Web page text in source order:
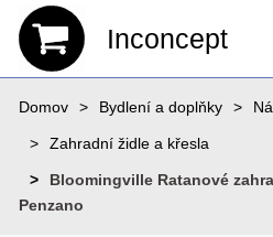
Inconcept
Domov Bydlení a doplňky
Zahradní židle a křesla
Bloomingville Ratanové
Penzano